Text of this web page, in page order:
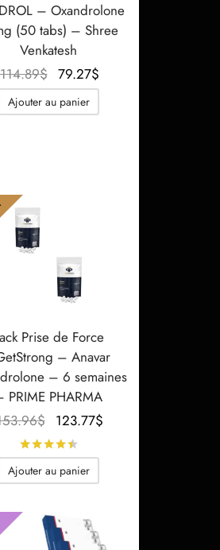
– Oxandrolone
(50 tabs) – Shree
Venkatesh
114.89$
Le prix
initial
était :
79.27$
Ajouter au panier
Prise de Force
– Anavar
– 6 semaines
PRIME PHARMA
$
Le prix
initial
était :
153.96$.
123.77$
Ajouter au panier